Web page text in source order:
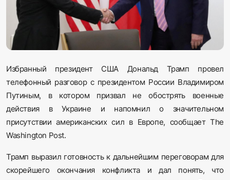
Общество
Спорт
Русский
Избранный президент США Дональд Трамп провел
телефонный разговор с президентом России Владимиром
Путиным, в котором призвал не обострять военные
действия в Украине и напомнил о значительном
присутствии американских сил в Европе, сообщает The
Washington Post.
Трамп выразил готовность к дальнейшим переговорам для
скорейшего окончания конфликта и дал понять, что